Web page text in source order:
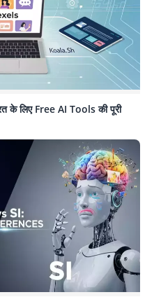
के लिए Free AI Tools की पूरी